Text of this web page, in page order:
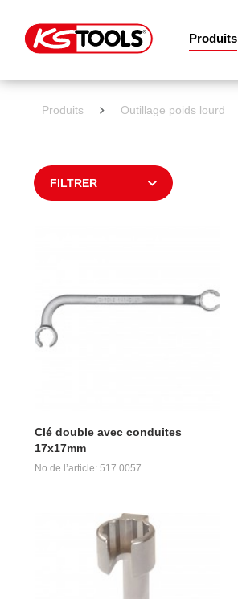
Produits
Produits Outillage poids lourd
FILTRER
Clé double avec conduites
17x17mm
No de l’article: 517.0057